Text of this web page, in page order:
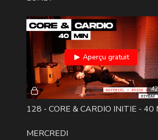
Aperçu gratuit
128 - CORE & CARDIO INITIE - 40
MERCREDI